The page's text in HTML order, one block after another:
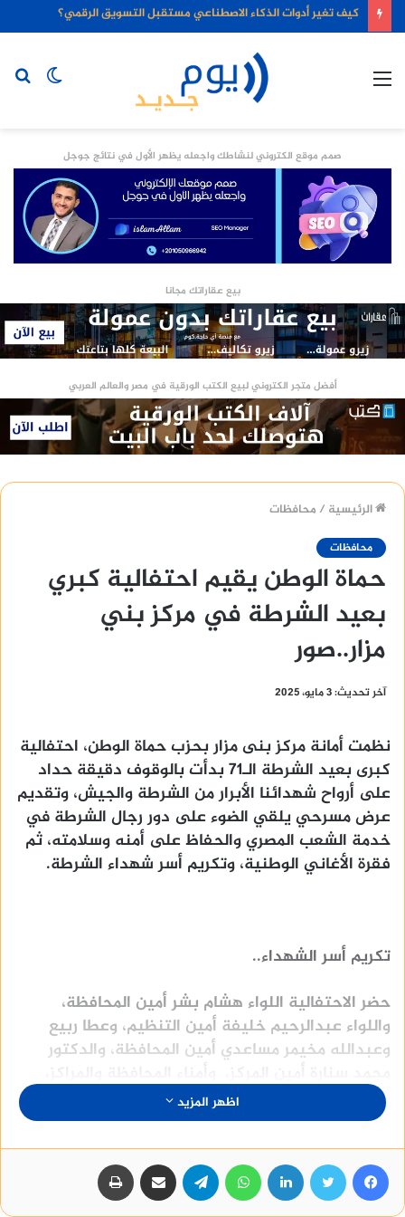
كيف تغير أدوات الذكاء الاصطناعي مستقبل التسويق الرقمي؟
الوضع
صمم موقع الكتروني لنشاطك واجعله يظهر الأول في نتائج جوجل
بيع عقاراتك مجانا
أفضل متجر الكتروني لبيع الكتب الورقية في مصر والعالم العربي
الرئيسية / محافظات
محافظات
حماة الوطن يقيم احتفالية كبري
بعيد الشرطة في مركز بني
مزار..صور
آخر تحديث: 3 مايو، 2025
نظمت أمانة مركز بنى مزار بحزب حماة الوطن، احتفالية
كبرى بعيد الشرطة الـ71 بدأت بالوقوف دقيقة حداد
على أرواح شهدائنا الأبرار من الشرطة والجيش، وتقديم
عرض مسرحي يلقي الضوء على دور رجال الشرطة في
خدمة الشعب المصري والحفاظ على أمنه وسلامته، ثم
فقرة الأغاني الوطنية، وتكريم أسر شهداء الشرطة.
تكريم أسر الشهداء..
حضر الاحتفالية اللواء هشام بشر أمين المحافظة،
واللواء عبدالرحيم خليفة أمين التنظيم، وعطا ربيع
وعبدالله مخيمر مساعدي أمين المحافظة، والدكتور
وعدد من الشخصيات العامة والرموز الدينية والشعبية
بالمركز وذلك فى إطار إحتفالات حزب حماة الوطن بعيد
الشرطة وتكريم أسر الشهداء الذين ضحوا بأنفسهم من
أجل الحفاظ على أمن الوطن.
اظهر المزيد